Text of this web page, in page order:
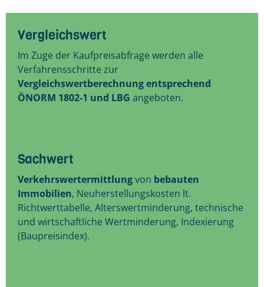
Vergleichswert
Im Zuge der Kaufpreisabfrage werden alle
Verfahrensschritte zur
Vergleichswertberechnung entsprechend
ÖNORM 1802-1 und LBG angeboten.
Sachwert
Verkehrswertermittlungvon bebauten
Immobilien, Neuherstellungskosten lt.
Richtwerttabelle, Alterswertminderung, technische
und wirtschaftliche Wertminderung, Indexierung
(Baupreisindex).